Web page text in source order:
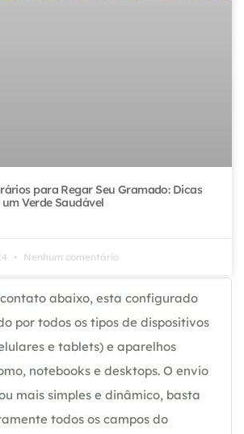
para Regar Seu Gramado: Dicas
Verde Saudável
Nenhum comentário
abaixo, esta configurado
por todos os tipos de dispositivos
e tablets) e aparelhos
notebooks e desktops. O envio
mais simples e dinâmico, basta
todos os campos do